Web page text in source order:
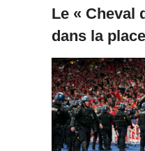
Le « Cheval
dans la place